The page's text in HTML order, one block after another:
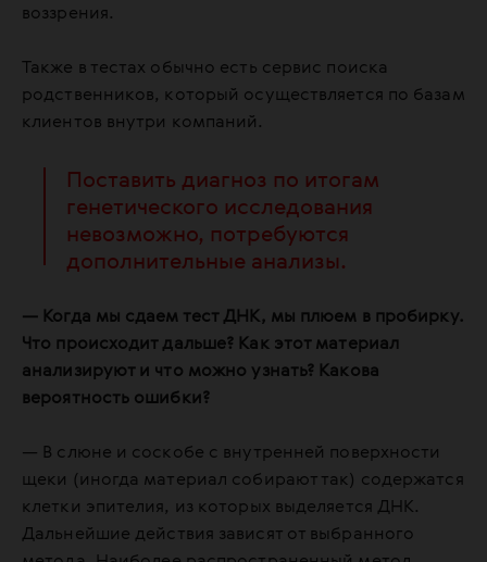
воззрения.
Также в тестах обычно есть сервис поиска
родственников, который осуществляется по базам
клиентов внутри компаний.
Поставить диагноз по итогам
генетического исследования
невозможно, потребуются
дополнительные анализы.
— Когда мы сдаем тест ДНК, мы плюем в пробирку.
Что происходит дальше? Как этот материал
анализируют и что можно узнать? Какова
вероятность ошибки?
— В слюне и соскобе с внутренней поверхности
щеки (иногда материал собирают так) содержатся
клетки эпителия, из которых выделяется ДНК.
Дальнейшие действия зависят от выбранного